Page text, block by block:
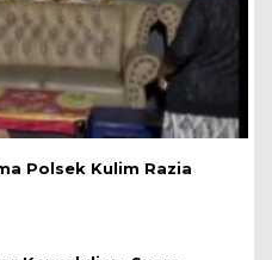
Polsek Kulim Razia